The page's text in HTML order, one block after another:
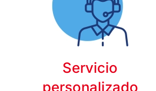
Servicio
personalizado